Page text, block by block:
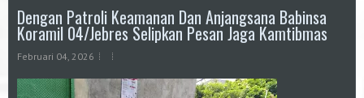
Dengan Patroli Keamanan Dan Anjangsana Babinsa
Koramil 04/Jebres Selipkan Pesan Jaga Kamtibmas
Februari 04, 2026